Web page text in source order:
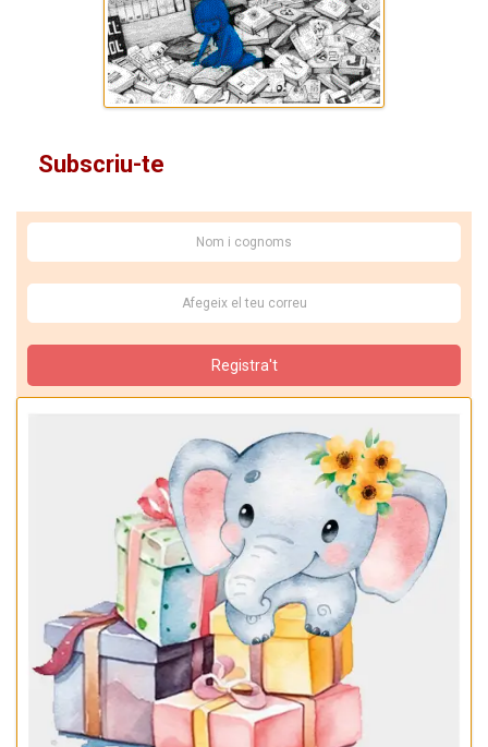
Subscriu-te
Registra't